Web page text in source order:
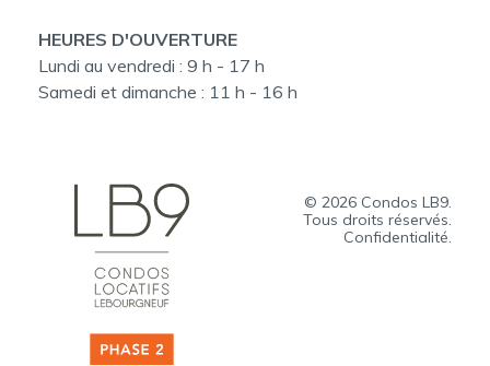
HEURES D'OUVERTURE
Lundi au vendredi : 9 h - 17 h
Samedi et dimanche : 11 h - 16 h
© 2026 Condos LB9.
Tous droits réservés.
Confidentialité.